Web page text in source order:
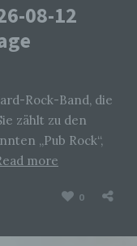
08-12
Rock-Band, die
zählt zu den
„Pub Rock“,
more
0